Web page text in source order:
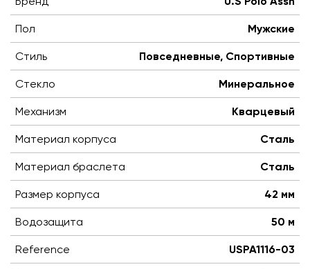
Пол Мужские
Стиль Повседневные, Спортивные
Стекло Минеральное
Механизм Кварцевый
Материал корпуса Сталь
Материал браслета Сталь
Размер корпуса 42 мм
Водозащита 50 м
Reference USPA1116-03